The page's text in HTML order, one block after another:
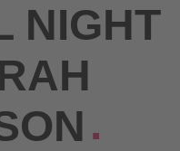
NIGHT